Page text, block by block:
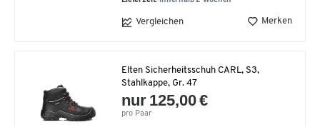
Vergleichen Merken
Elten Sicherheitsschuh CARL, S3,
Stahlkappe, Gr. 47
nur 125,00 €
pro Paar